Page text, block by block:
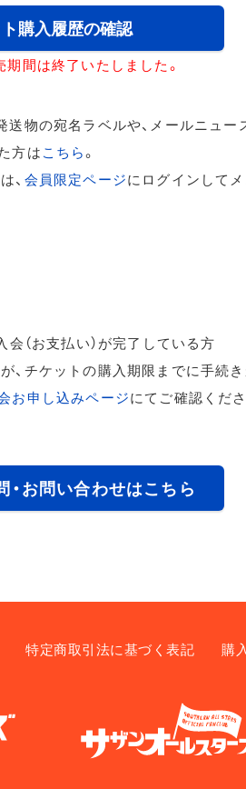
購入履歴の確認
間は終了いたしました。
物の宛名ラベルや、メールニュー
方はこちら。
、 会員限定ページにログインして
（お支払い）が完了している方
、チケットの購入期限までに手続
お申し込みページにてご確認くださ
・お問い合わせはこちら
特定商取引法に基づく表記 購